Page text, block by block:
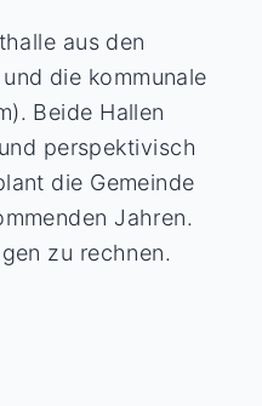
aus den
die kommunale
Beide Hallen
perspektivisch
die Gemeinde
Jahren.
zu rechnen.